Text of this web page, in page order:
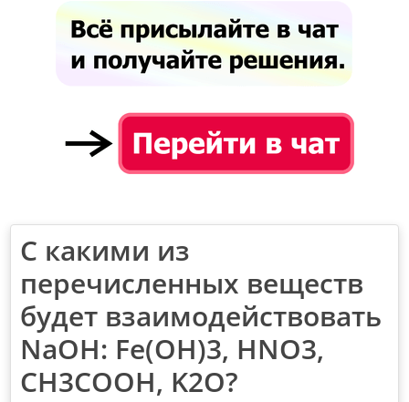
С какими из
перечисленных веществ
будет взаимодействовать
NaOH: Fe(OH)3, HNO3,
CH3COOH, K2O?